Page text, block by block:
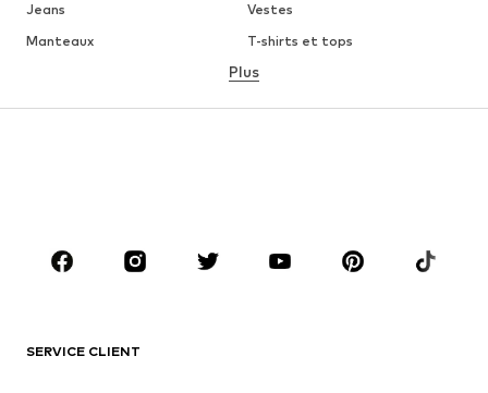
Jeans
Vestes
Manteaux
T-shirts et tops
Lingerie
Jupes
Blouses et tuniques
Accessoires
Premium
Nouveautés
Plus
SERVICE CLIENT